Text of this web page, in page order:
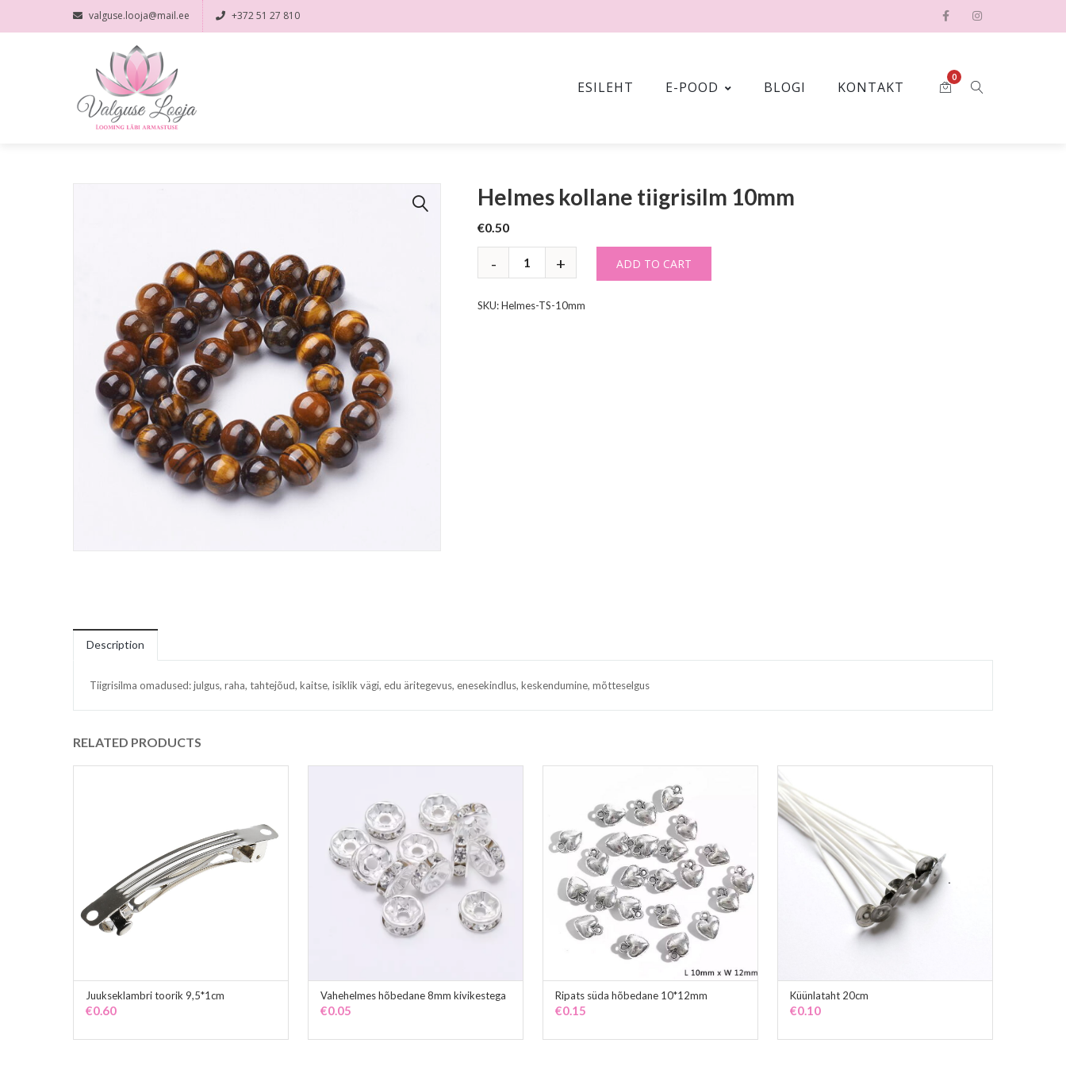
valguse.looja@mail.ee +372 51 27 810
ESILEHT E-POOD BLOGI KONTAKT
0
Helmes kollane tiigrisilm 10mm
€0.50
ADD TO CART
SKU:Helmes-TS-10mm
Description
Tiigrisilma omadused: julgus, raha, tahtejõud, kaitse, isiklik vägi, edu äritegevus, enesekindlus, keskendumine, mõtteselgus
RELATED PRODUCTS
ADD TO CART
Juukseklambri toorik 9,5*1cm
€0.60
ADD TO CART
Vahehelmes hõbedane 8mm kivikestega
€0.05
ADD TO CART
Ripats süda hõbedane 10*12mm
€0.15
ADD TO CART
Küünlataht 20cm
€0.10